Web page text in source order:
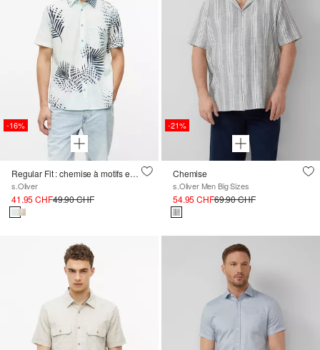
-16%
Regular Fit : chemise à motifs en coton
s.Oliver
41.95 CHF49.90 CHF
-21%
Chemise
s.Oliver Men Big Sizes
54.95 CHF69.90 CHF